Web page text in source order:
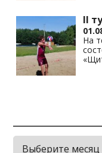
II
На
Архивы